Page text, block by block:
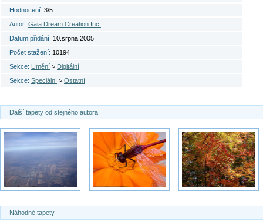
Hodnocení: 3/5
Autor: Gaia Dream Creation Inc.
Datum přidání: 10.srpna 2005
Počet stažení: 10194
Sekce: Umění > Digitální
Sekce: Speciální > Ostatní
Další tapety od stejného autora
Náhodné tapety